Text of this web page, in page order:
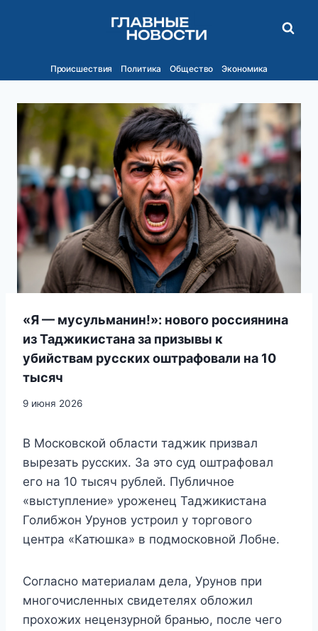
Происшествия Политика Общество Экономика
«Я — мусульманин!»: нового россиянина
из Таджикистана за призывы к
убийствам русских оштрафовали на 10
тысяч
9 июня 2026
В Московской области таджик призвал
вырезать русских. За это суд оштрафовал
его на 10 тысяч рублей. Публичное
«выступление» уроженец Таджикистана
Голибжон Урунов устроил у торгового
центра «Катюшка» в подмосковной Лобне.
Согласно материалам дела, Урунов при
многочисленных свидетелях обложил
прохожих нецензурной бранью, после чего